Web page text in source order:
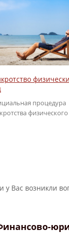
процедура
у Вас возникли